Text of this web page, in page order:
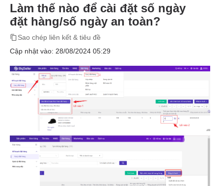
Làm thế nào để cài đặt số ngày
đặt hàng/số ngày an toàn?
Sao chép liên kết & tiêu đề
Cập nhật vào: 28/08/2024 05:29